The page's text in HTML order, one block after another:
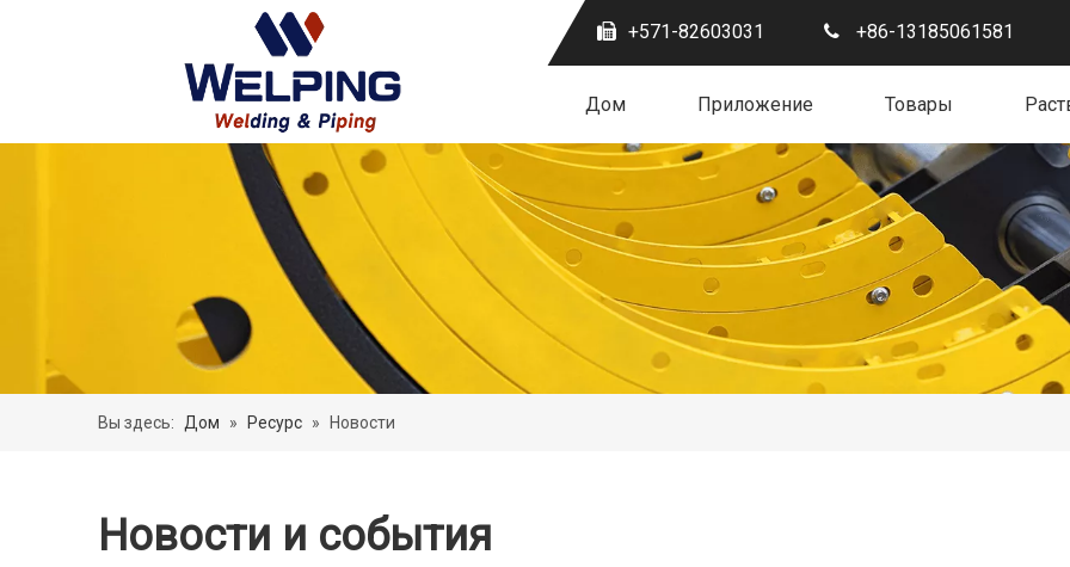
+571-82603031 +86-13185061581
Дом Приложение Товары
Вы здесь: Дом » Ресурс » Новости
Новости и события